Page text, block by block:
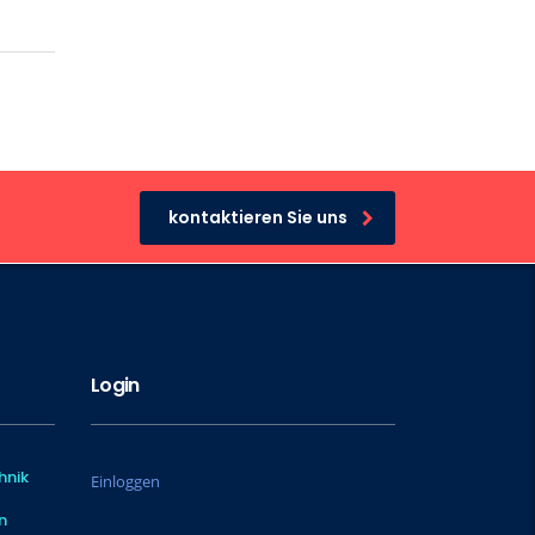
kontaktieren Sie uns
Login
Einloggen